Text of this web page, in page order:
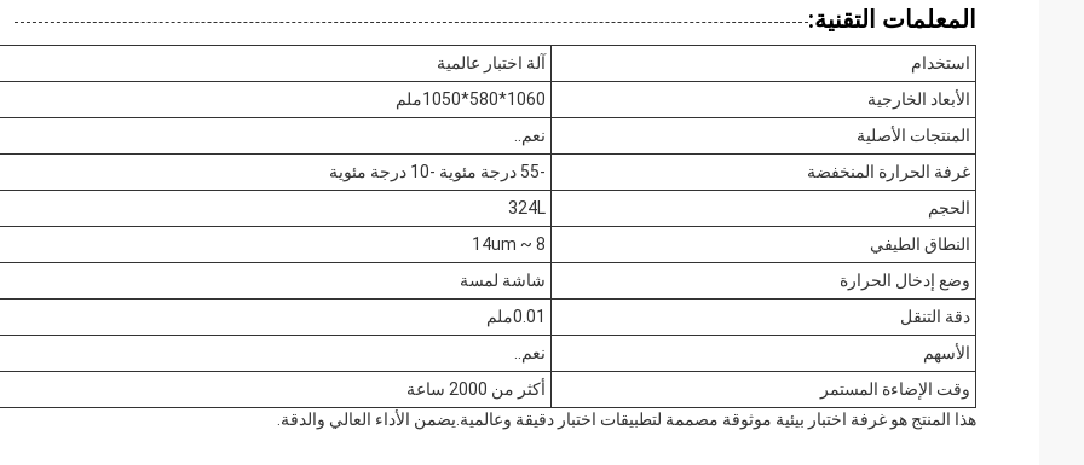
المعلمات التقنية:
استخدام
آلة اختبار عالمية
الأبعاد الخارجية
1060*580*1050ملم
المنتجات الأصلية
نعم..
غرفة الحرارة المنخفضة
-55 درجة مئوية -10 درجة مئوية
الحجم
324L
النطاق الطيفي
8 ~ 14um
وضع إدخال الحرارة
شاشة لمسة
دقة التنقل
0.01ملم
الأسهم
نعم..
وقت الإضاءة المستمر
أكثر من 2000 ساعة
هذا المنتج هو غرفة اختبار بيئية موثوقة مصممة لتطبيقات اختبار دقيقة وعالمية.يضمن الأداء العالي والدقة.